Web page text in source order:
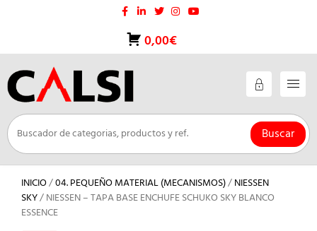
0,00€
Buscar
INICIO/04. PEQUEÑO MATERIAL (MECANISMOS)/NIESSEN
SKY/ NIESSEN – TAPA BASE ENCHUFE SCHUKO SKY BLANCO
ESSENCE